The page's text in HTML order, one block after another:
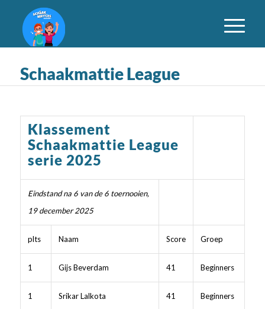
Schaakmattie League
Klassement
Schaakmattie League
serie 2025
Eindstand na 6 van de 6 toernooien,
19 december 2025
plts Naam Score Groep
1 Gijs Beverdam 41 Beginners
1 Srikar Lalkota 41 Beginners